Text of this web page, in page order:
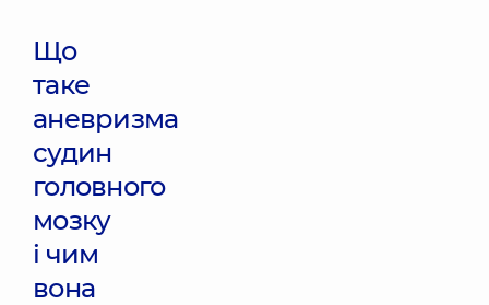
Що
таке
аневризма
судин
головного
мозку
і чим
вона